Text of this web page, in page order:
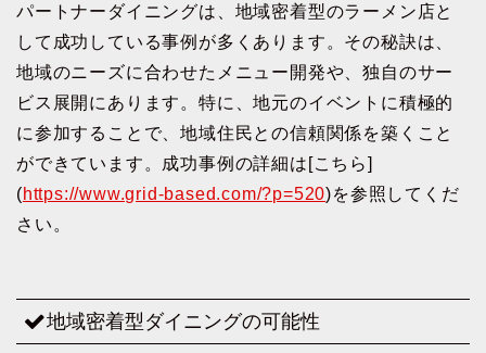
パートナーダイニングは、地域密着型のラーメン店と
して成功している事例が多くあります。その秘訣は、
地域のニーズに合わせたメニュー開発や、独自のサー
ビス展開にあります。特に、地元のイベントに積極的
に参加することで、地域住民との信頼関係を築くこと
ができています。成功事例の詳細は[こちら]
(https://www.grid-based.com/?p=520)を参照してくだ
さい。
地域密着型ダイニングの可能性